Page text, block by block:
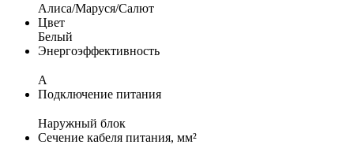
Алиса/Маруся/Салют
Цвет
Белый
Энергоэффективность
A
Подключение питания
Наружный блок
Сечение кабеля питания, мм²